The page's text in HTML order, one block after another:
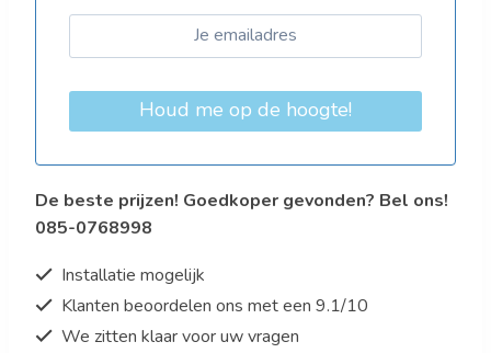
Houd me op de hoogte!
De beste prijzen! Goedkoper gevonden? Bel ons!
085-0768998
Installatie mogelijk
Klanten beoordelen ons met een 9.1/10
We zitten klaar voor uw vragen